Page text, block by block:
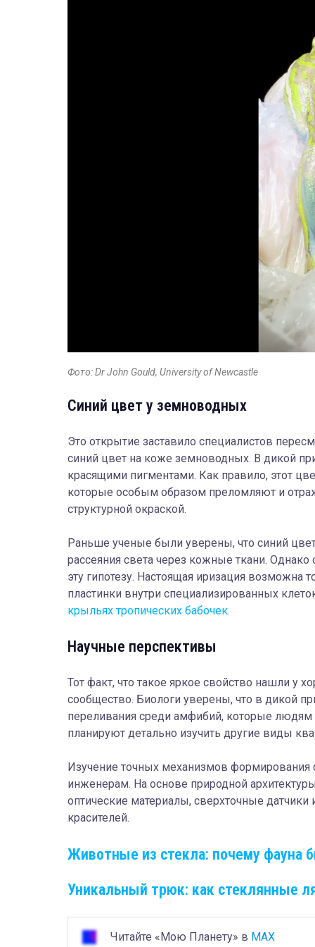
Фото: Dr John Gould, University of Newcastle
Синий цвет у земноводных
Это открытие заставило специалистов
синий цвет на коже земноводных. В дикой
красящими пигментами. Как правило, этот
которые особым образом преломляют и
структурной окраской.
Раньше ученые были уверены, что синий цвет
рассеяния света через кожные ткани.
эту гипотезу. Настоящая иризация
пластинки внутри специализированных
крыльях тропических бабочек.
Научные перспективы
Тот факт, что такое яркое свойство нашли у
сообщество. Биологи уверены, что в дикой
переливания среди амфибий, которые людям
планируют детально изучить другие виды
Изучение точных механизмов
инженерам. На основе природной
оптические материалы, сверхточные
красителей.
Животные из стекла: почему фауна
Уникальный трюк: как стеклянные
Читайте «Мою Планету» в MAX